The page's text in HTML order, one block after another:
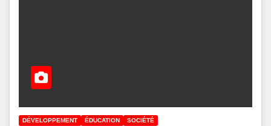
DÉVELOPPEMENT ÉDUCATION SOCIÉTÉ